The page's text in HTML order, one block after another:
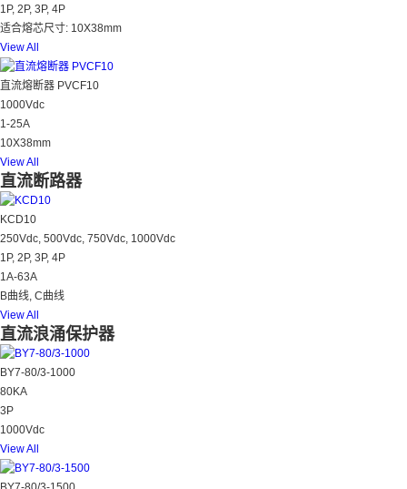
1P, 2P, 3P, 4P
适合熔芯尺寸: 10X38mm
View All
直流熔断器 PVCF10
1000Vdc
1-25A
10X38mm
View All
直流断路器
KCD10
250Vdc, 500Vdc, 750Vdc, 1000Vdc
1P, 2P, 3P, 4P
1A-63A
B曲线, C曲线
View All
直流浪涌保护器
BY7-80/3-1000
80KA
3P
1000Vdc
View All